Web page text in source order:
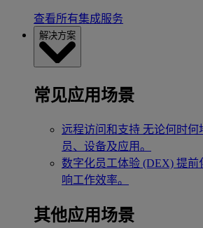
查看所有集成服务
解决方案
常见应用场景
远程访问和支持 无论何时何
员、设备及应用。
数字化员工体验 (DEX) 提前
响工作效率。
其他应用场景